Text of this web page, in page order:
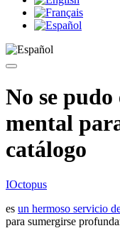
No se
mental
catálogo
IOctopus
es un hermoso servicio
para sumergirse